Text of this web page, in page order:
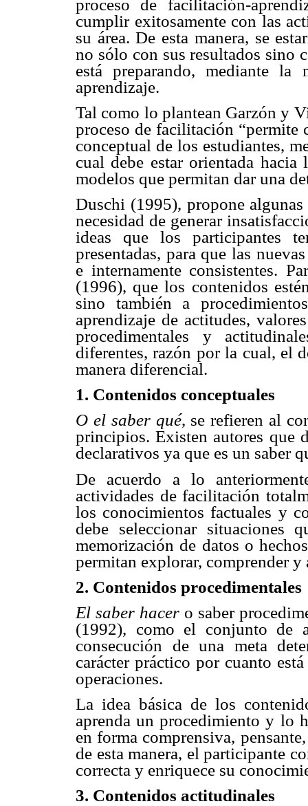
proceso de facilitación-
cumplir exitosamente con las
su área. De esta manera, se
no sólo con sus resultados sino
está preparando, mediante
aprendizaje.
Tal como lo plantean Garzón y
proceso de facilitación “permite
conceptual de los estudiantes,
cual debe estar orientada
modelos que permitan dar una
Duschi (1995), propone
necesidad de generar
ideas que los participantes
presentadas, para que las
e internamente consistentes.
(1996), que los contenidos
sino también a
aprendizaje de actitudes,
procedimentales y
diferentes, razón por la cual, el
manera diferencial.
1. Contenidos conceptuales
O el saber qué, se refieren al
principios. Existen autores que
declarativos ya que es un saber
De acuerdo a lo
actividades de facilitación
los conocimientos factuales y
debe seleccionar situaciones
memorización de datos o
permitan explorar, comprender y
2. Contenidos procedimentales
El saber hacer o saber
(1992), como el conjunto de
consecución de una meta
carácter práctico por cuanto
operaciones.
La idea básica de los
aprenda un procedimiento y lo
en forma comprensiva,
de esta manera, el participante
correcta y enriquece su
3. Contenidos actitudinales